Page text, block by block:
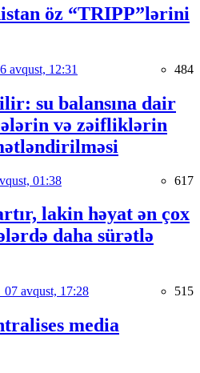
öz “TRIPP”lərini
avqust, 12:31 484
su balansına dair
və zəifliklərin
01:38 617
lakin həyat ən çox
daha sürətlə
07 avqust, 17:28 515
media